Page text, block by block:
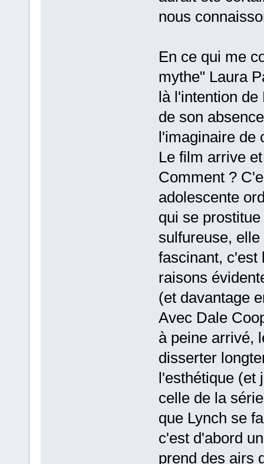
nous
En ce qui me
mythe" Laura
là l'intention de
de son
l'imaginaire de
Le film arrive
Comment ?
adolescente
qui se
sulfureuse,
fascinant, c'est
raisons
(et davantage
Avec Dale
à peine arrivé,
disserter
l'esthétique (et
celle de la
que Lynch se
c'est d'abord
prend des airs